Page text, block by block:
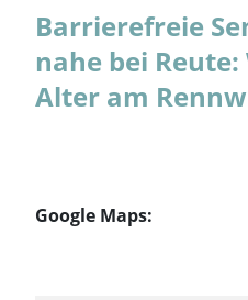
Barrierefreie
nahe bei
Alter am
Google Maps: